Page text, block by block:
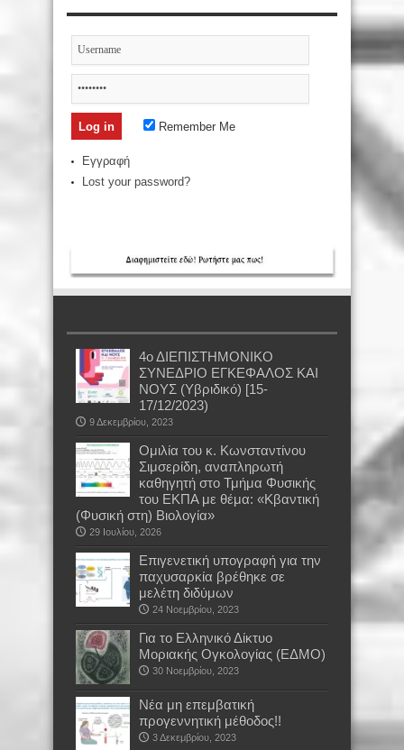
Remember Me
Εγγραφή
Lost your password?
4ο ΔΙΕΠΙΣΤΗΜΟΝΙΚΟ
ΣΥΝΕΔΡΙΟ ΕΓΚΕΦΑΛΟΣ ΚΑΙ
ΝΟΥΣ (Υβριδικό) [15-
17/12/2023)
9 Δεκεμβρίου, 2023
Oμιλία του κ. Κωνσταντίνου
Σιμσερίδη, αναπληρωτή
καθηγητή στο Τμήμα Φυσικής
του ΕΚΠΑ με θέμα: «Κβαντική
(Φυσική στη) Βιολογία»
29 Ιουλίου, 2026
Επιγενετική υπογραφή για την
παχυσαρκία βρέθηκε σε
μελέτη διδύμων
24 Νοεμβρίου, 2023
Για το Ελληνικό Δίκτυο
Μοριακής Ογκολογίας (ΕΔΜΟ)
30 Νοεμβρίου, 2023
Νέα μη επεμβατική
προγεννητική μέθοδος!!
3 Δεκεμβρίου, 2023